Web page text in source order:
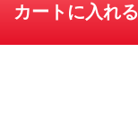
カートに入れる